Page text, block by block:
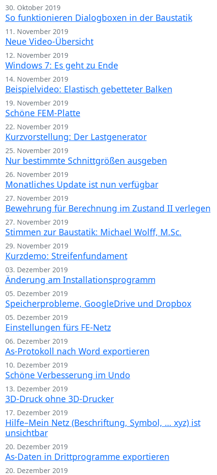
30. Oktober 2019
So funktionieren Dialogboxen in der Baustatik
11. November 2019
Neue Video-Übersicht
12. November 2019
Windows 7: Es geht zu Ende
14. November 2019
Beispielvideo: Elastisch gebetteter Balken
19. November 2019
Schöne FEM-Platte
22. November 2019
Kurzvorstellung: Der Lastgenerator
25. November 2019
Nur bestimmte Schnittgrößen ausgeben
26. November 2019
Monatliches Update ist nun verfügbar
27. November 2019
Bewehrung für Berechnung im Zustand II verlegen
27. November 2019
Stimmen zur Baustatik: Michael Wolff, M.Sc.
29. November 2019
Kurzdemo: Streifenfundament
03. Dezember 2019
Änderung am Installationsprogramm
05. Dezember 2019
Speicherprobleme, GoogleDrive und Dropbox
05. Dezember 2019
Einstellungen fürs FE-Netz
06. Dezember 2019
As-Protokoll nach Word exportieren
10. Dezember 2019
Schöne Verbesserung im Undo
13. Dezember 2019
3D-Druck ohne 3D-Drucker
17. Dezember 2019
Hilfe–Mein Netz (Beschriftung, Symbol, … xyz) ist
unsichtbar
20. Dezember 2019
As-Daten in Drittprogramme exportieren
20. Dezember 2019